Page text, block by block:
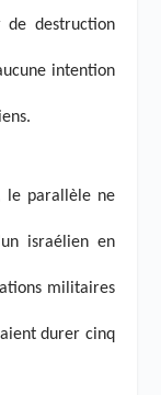
de destruction
intention
le parallèle ne
israélien en
militaires
durer cinq